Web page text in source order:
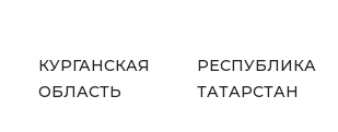
КУРГАНСКАЯ
ОБЛАСТЬ
РЕСПУБЛИКА
ТАТАРСТАН